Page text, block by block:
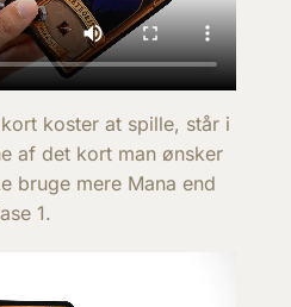
koster at spille, står i
af det kort man ønsker
bruge mere Mana end
1.